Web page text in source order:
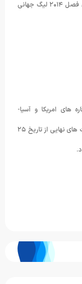
*گروه بندی تیم ها در رقابت های اروپایی برای فصل ۲۰۱۴ لیگ جهانی
های امریکا و آسیا-
اقیانوسیه در سال ۲۰۱۴ پیگیری می شود و رقابت های نهایی از تاریخ ۲۵